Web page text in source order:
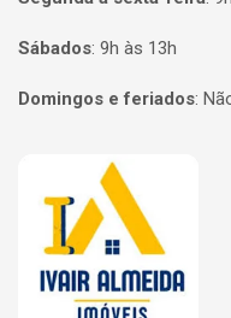
Sábados: 9h às 13h
Domingos e feriados:
Página inicial